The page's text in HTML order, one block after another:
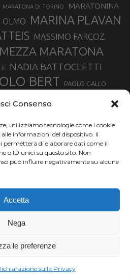
Consenso
utilizziamo tecnologie come i cookie
informazioni del dispositivo. Il
permetterà di elaborare dati come il
o ID unici su questo sito. Non
può influire negativamente su alcune
Accetta
Nega
le preferenze
sulla Privacy
MARATONA DI TORINO MARATONINA
OLMO MARINA PLAVAN
MASSIMO FARCOZ
MEZZA MARATONA
NADIA BATTOCLETTI
BERT PAOLO GALLO
TOR DES GEANTS
MONTE CASTO TROFEO KIMA
URBAN ZEMMER VAL DI FASSA RUNNING
MARATHON
CHEVRIER
CRIPPA
d'uso | Privacy |